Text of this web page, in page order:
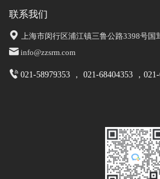
联系我们
上海市闵行区浦江镇三鲁公路3398号国
info@zzsrm.com
021-58979353 ， 021-68404353 ，